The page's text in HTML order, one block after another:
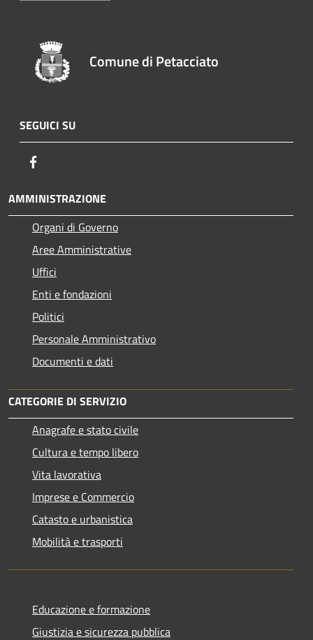
Comune di Petacciato
SEGUICI SU
AMMINISTRAZIONE
Organi di Governo
Aree Amministrative
Uffici
Enti e fondazioni
Politici
Personale Amministrativo
Documenti e dati
CATEGORIE DI SERVIZIO
Anagrafe e stato civile
Cultura e tempo libero
Vita lavorativa
Imprese e Commercio
Catasto e urbanistica
Mobilità e trasporti
Educazione e formazione
Giustizia e sicurezza pubblica